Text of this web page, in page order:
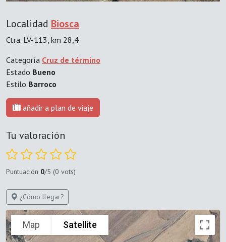
Localidad Biosca
Ctra. LV-113, km 28,4
Categoría Cruz de término
Estado Bueno
Estilo Barroco
añadir a plan de viaje
Tu valoración
Puntuación 0/5 (0 vots)
¿Cómo llegar?
Map Satellite